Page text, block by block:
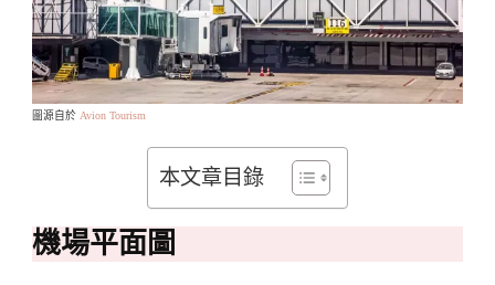
圖源自於 Avion Tourism
本文章目錄
機場平面圖